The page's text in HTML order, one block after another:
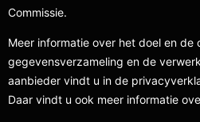
Commissie.
Meer informatie over het doel en de
gegevensverzameling en de
aanbieder vindt u in de
Daar vindt u ook meer informatie